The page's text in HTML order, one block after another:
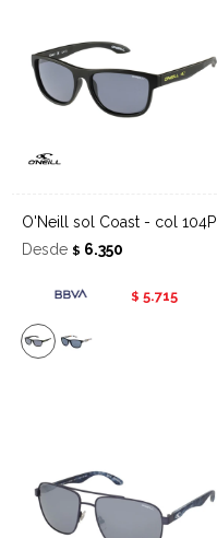
O'Neill sol Coast - col 104P
Desde $ 6.350
$ 5.715